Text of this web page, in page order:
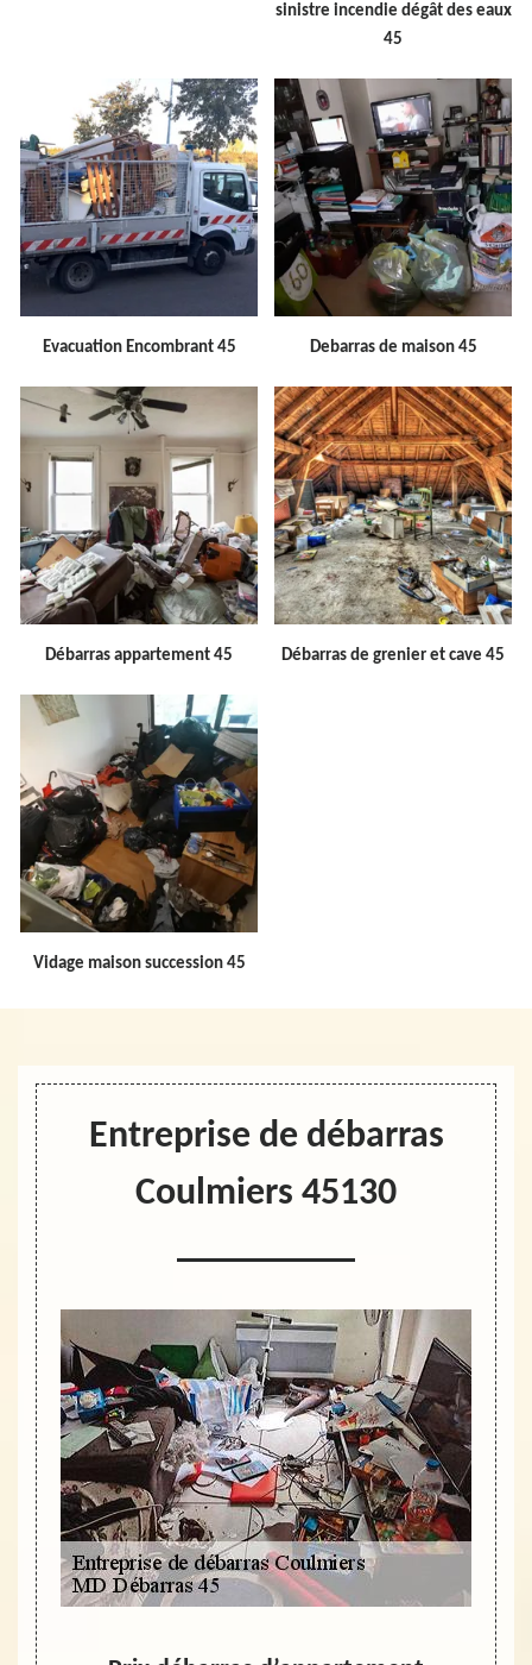
sinistre incendie dégât des eaux
45
Evacuation Encombrant 45 Debarras de maison 45
Débarras appartement 45 Débarras de grenier et cave 45
Vidage maison succession 45
Entreprise de débarras
Coulmiers 45130